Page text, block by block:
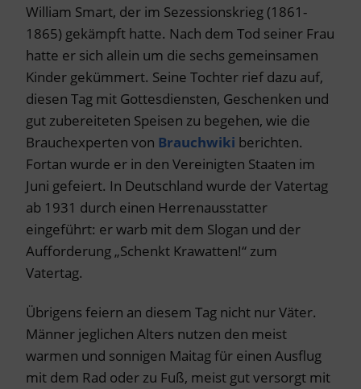
William Smart, der im Sezessionskrieg (1861-
1865) gekämpft hatte. Nach dem Tod seiner Frau
hatte er sich allein um die sechs gemeinsamen
Kinder gekümmert. Seine Tochter rief dazu auf,
diesen Tag mit Gottesdiensten, Geschenken und
gut zubereiteten Speisen zu begehen, wie die
Brauchexperten von Brauchwiki berichten.
Fortan wurde er in den Vereinigten Staaten im
Juni gefeiert. In Deutschland wurde der Vatertag
ab 1931 durch einen Herrenausstatter
eingeführt: er warb mit dem Slogan und der
Aufforderung „Schenkt Krawatten!“ zum
Vatertag.
Übrigens feiern an diesem Tag nicht nur Väter.
Männer jeglichen Alters nutzen den meist
warmen und sonnigen Maitag für einen Ausflug
mit dem Rad oder zu Fuß, meist gut versorgt mit